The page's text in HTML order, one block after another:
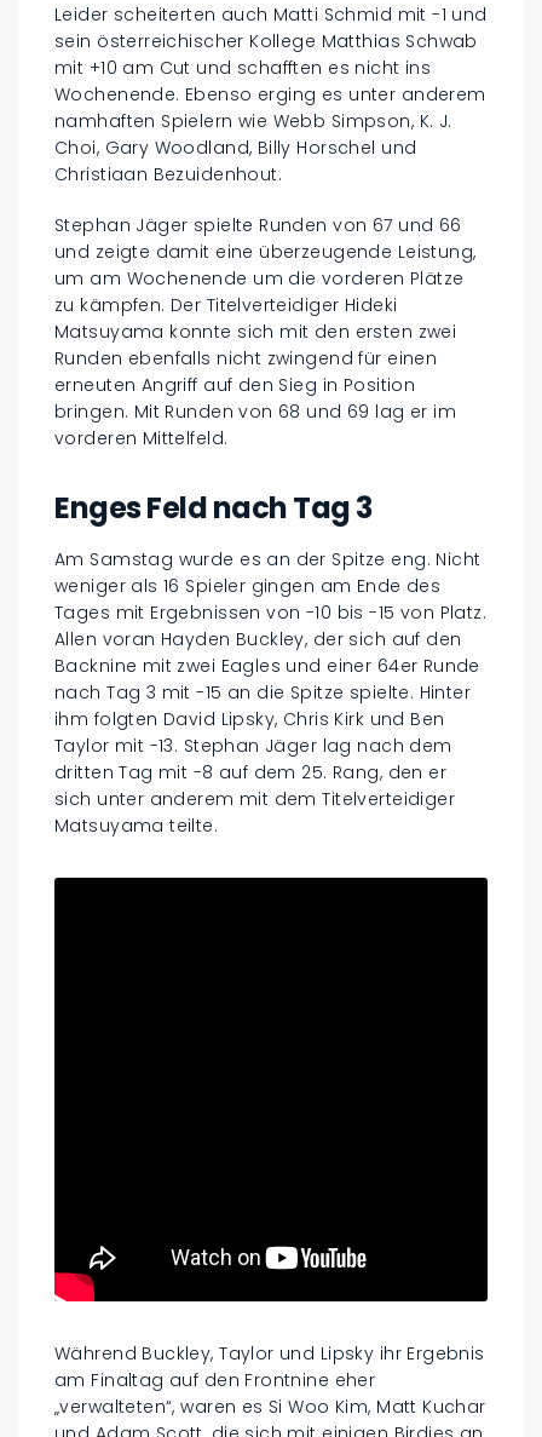
Leider scheiterten auch Matti Schmid mit -1 und
sein österreichischer Kollege Matthias Schwab
mit +10 am Cut und schafften es nicht ins
Wochenende. Ebenso erging es unter anderem
namhaften Spielern wie Webb Simpson, K. J.
Choi, Gary Woodland, Billy Horschel und
Christiaan Bezuidenhout.
Stephan Jäger spielte Runden von 67 und 66
und zeigte damit eine überzeugende Leistung,
um am Wochenende um die vorderen Plätze
zu kämpfen. Der Titelverteidiger Hideki
Matsuyama konnte sich mit den ersten zwei
Runden ebenfalls nicht zwingend für einen
erneuten Angriff auf den Sieg in Position
bringen. Mit Runden von 68 und 69 lag er im
vorderen Mittelfeld.
Enges Feld nach Tag 3
Am Samstag wurde es an der Spitze eng. Nicht
weniger als 16 Spieler gingen am Ende des
Tages mit Ergebnissen von -10 bis -15 von Platz.
Allen voran Hayden Buckley, der sich auf den
Backnine mit zwei Eagles und einer 64er Runde
nach Tag 3 mit -15 an die Spitze spielte. Hinter
ihm folgten David Lipsky, Chris Kirk und Ben
Taylor mit -13. Stephan Jäger lag nach dem
dritten Tag mit -8 auf dem 25. Rang, den er
sich unter anderem mit dem Titelverteidiger
Matsuyama teilte.
Während Buckley, Taylor und Lipsky ihr Ergebnis
am Finaltag auf den Frontnine eher
„verwalteten“, waren es Si Woo Kim, Matt Kuchar